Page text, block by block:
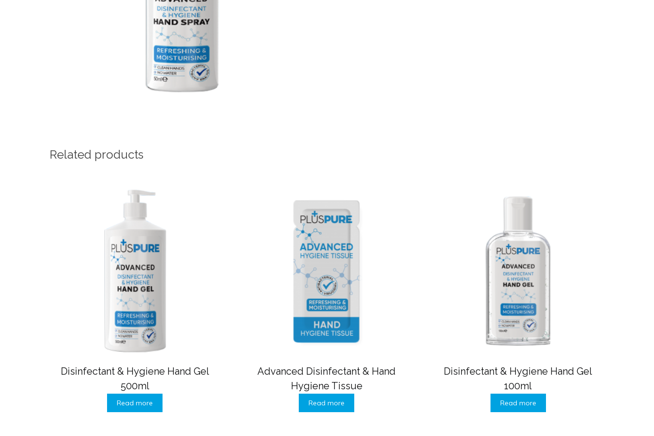
Related products
Disinfectant & Hygiene Hand Gel
500ml
Read more
Advanced Disinfectant & Hand
Hygiene Tissue
Read more
Disinfectant & Hygiene Hand Gel
100ml
Read more